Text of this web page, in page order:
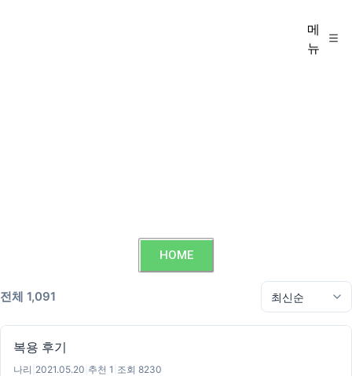
메
뉴
HOME
전체 1,091
복용 후기
나리 2021.05.20 추천 1 조회 8230